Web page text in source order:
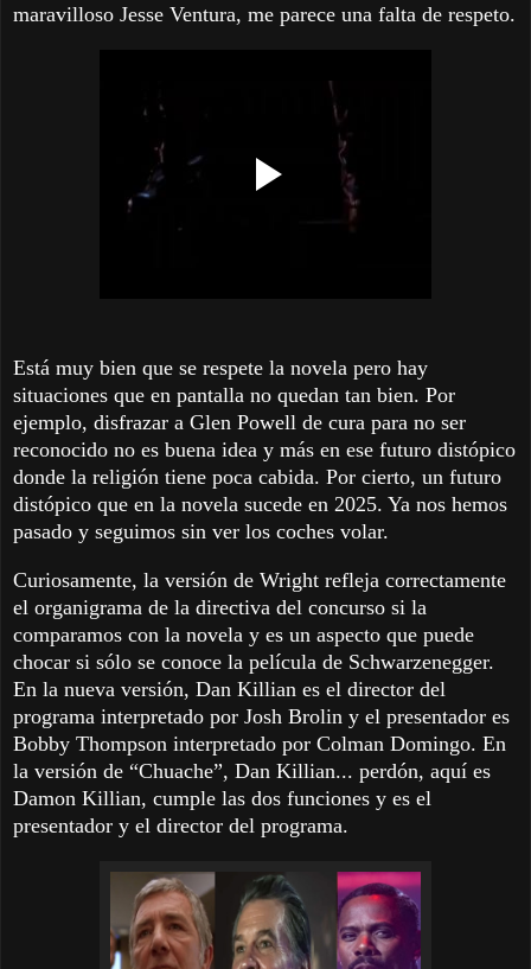
maravilloso Jesse Ventura, me parece una falta de respeto.
Está muy bien que se respete la novela pero hay
situaciones que en pantalla no quedan tan bien. Por
ejemplo, disfrazar a Glen Powell de cura para no ser
reconocido no es buena idea y más en ese futuro distópico
donde la religión tiene poca cabida. Por cierto, un futuro
distópico que en la novela sucede en 2025. Ya nos hemos
pasado y seguimos sin ver los coches volar.
Curiosamente, la versión de Wright refleja correctamente
el organigrama de la directiva del concurso si la
comparamos con la novela y es un aspecto que puede
chocar si sólo se conoce la película de Schwarzenegger.
En la nueva versión, Dan Killian es el director del
programa interpretado por Josh Brolin y el presentador es
Bobby Thompson interpretado por Colman Domingo. En
la versión de “Chuache”, Dan Killian... perdón, aquí es
Damon Killian, cumple las dos funciones y es el
presentador y el director del programa.